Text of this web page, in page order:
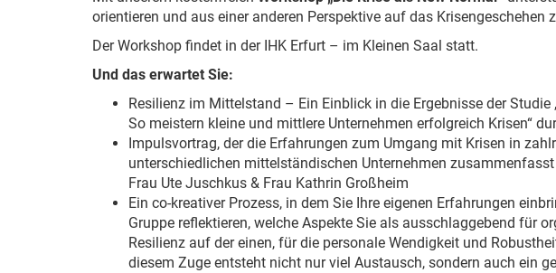
orientieren und aus einer anderen Perspektive auf das Krisengeschehen
Der Workshop findet in der IHK Erfurt – im Kleinen Saal statt.
Und das erwartet Sie:
Resilienz im Mittelstand – Ein Einblick in die Ergebnisse der
So meistern kleine und mittlere Unternehmen erfolgreich Krisen“
Impulsvortrag, der die Erfahrungen zum Umgang mit Krisen in
unterschiedlichen mittelständischen Unternehmen
Frau Ute Juschkus & Frau Kathrin Großheim
Ein co-kreativer Prozess, in dem Sie Ihre eigenen Erfahrungen
Gruppe reflektieren, welche Aspekte Sie als ausschlaggebend für
Resilienz auf der einen, für die personale Wendigkeit und
diesem Zuge entsteht nicht nur viel Austausch, sondern auch ein